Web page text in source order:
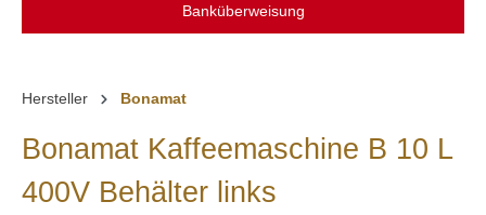
Banküberweisung
Hersteller Bonamat
Bonamat Kaffeemaschine B 10 L
400V Behälter links